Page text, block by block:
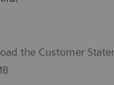
the Customer